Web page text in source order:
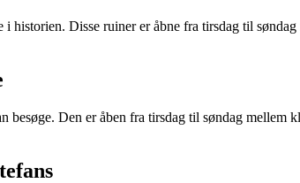
Disse ruiner er åbne fra tirsdag til
Den er åben fra tirsdag til søndag